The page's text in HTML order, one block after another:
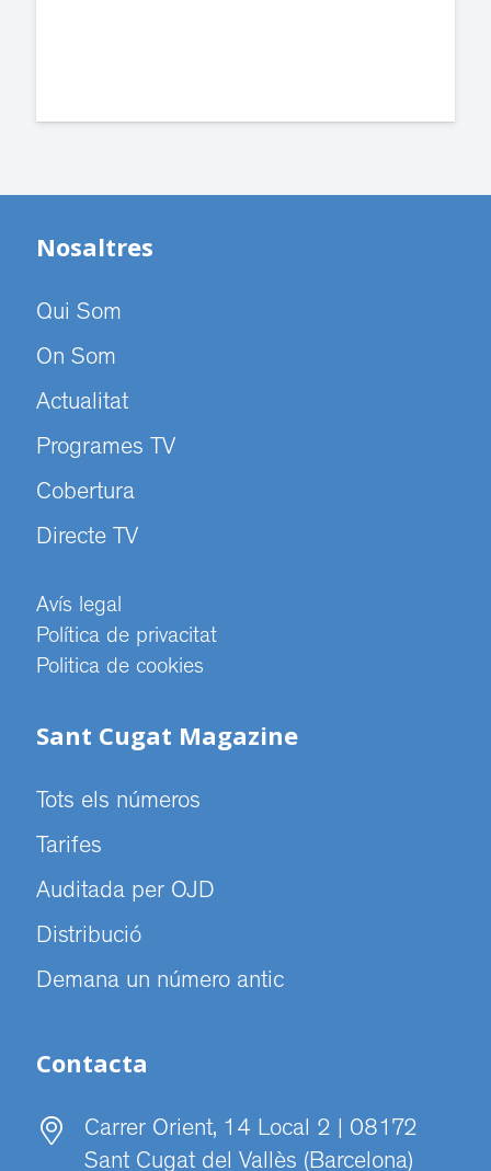
Nosaltres
Qui Som
On Som
Actualitat
Programes TV
Cobertura
Directe TV
Avís legal
Política de privacitat
Politica de cookies
Sant Cugat Magazine
Tots els números
Tarifes
Auditada per OJD
Distribució
Demana un número antic
Contacta
Carrer Orient, 14 Local 2 | 08172
Sant Cugat del Vallès (Barcelona)